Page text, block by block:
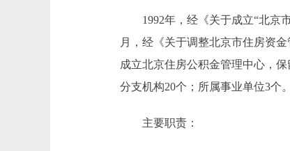
1992年，经《关于成立“北京市
月，经《关于调整北京市住房资
成立北京住房公积金管理中心，
分支机构20个；所属事业单位3个。
主要职责：